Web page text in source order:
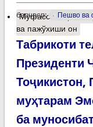
барчасп: Пешво ва
Муфассалтаро
ва пажўхиши он
Табрикоти
Президенти
муҳтарам
ба